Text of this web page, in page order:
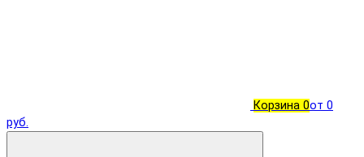
Корзина 0от 0
руб.